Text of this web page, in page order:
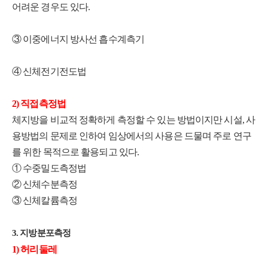
어려운 경우도 있다.
③ 이중에너지 방사선 흡수계측기
④ 신체전기전도법
2) 직접측정법
체지방을 비교적 정확하게 측정할 수 있는 방법이지만 시설, 사
용방법의 문제로 인하여 임상에서의 사용은 드물며 주로 연구
를 위한 목적으로 활용되고 있다.
① 수중밀도측정법
② 신체수분측정
③ 신체칼륨측정
3. 지방분포측정
1) 허리둘레